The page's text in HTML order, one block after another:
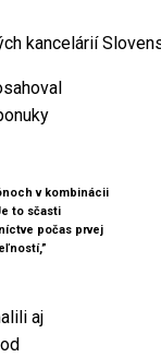
kancelárií
v kombinácii
to sčasti
počas prvej
aj